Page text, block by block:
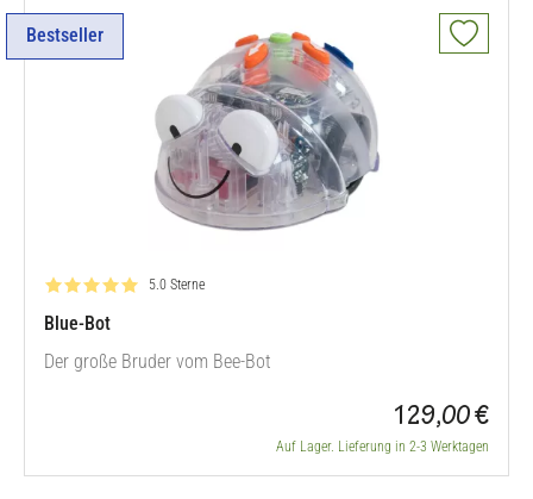
Bestseller
Bewertung: 5.0 von 5
5.0 Sterne
Blue-Bot
Der große Bruder vom Bee-Bot
129,00 €
Auf Lager. Lieferung in 2-3 Werktagen